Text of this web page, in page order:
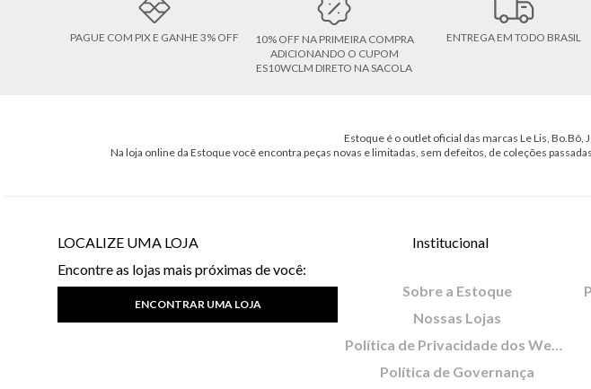
PAGUE COM PIX E GANHE 3% OFF
10% OFF NA PRIMEIRA COMPRA
ADICIONANDO O CUPOM
ES10WCLM DIRETO NA SACOLA
ENTREGA EM TODO BRASIL
Estoque é o outlet oficial das marcas Le Lis, Bo.Bô,
Na loja online da Estoque você encontra peças novas e limitadas, sem defeitos, de coleções
LOCALIZE UMA LOJA
Encontre as lojas mais próximas de você:
ENCONTRAR UMA LOJA
Institucional
Sobre a Estoque
Nossas Lojas
Política de Privacidade dos Websites
Política de Governança